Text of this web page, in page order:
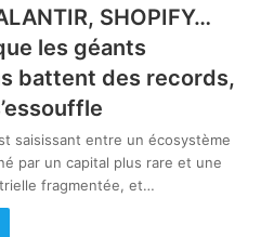
SHOPIFY…
les géants
battent des records,
saisissant entre un écosystème
par un capital plus rare et une
fragmentée, et…